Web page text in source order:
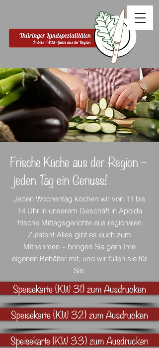
Frische Küche aus der Region –
jeden Tag ein Genuss!
Jeden Wochentag kochen wir von 11 bis
14 Uhr in unserem Geschäft in Apolda
frische Mittagsgerichte aus regionalen
Zutaten! Alles gibt es auch zum
Mitnehmen – bringen Sie gern Ihre
eigenen Behälter mit, und wir füllen sie für
Sie.
Speisekarte (KW 31) zum Ausdrucken
Speisekarte (KW 32) zum Ausdrucken
Speisekarte (KW 33) zum Ausdrucken